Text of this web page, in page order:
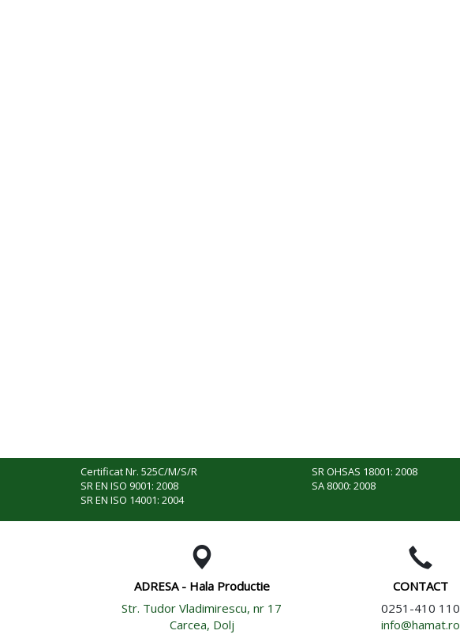
Certificat Nr. 525C/M/S/R
SR EN ISO 9001: 2008
SR EN ISO 14001: 2004
SR OHSAS 18001: 2008
SA 8000: 2008
ADRESA - Hala Productie
Str. Tudor Vladimirescu, nr 17
Carcea, Dolj
CONTACT
0251-410 110
info@hamat.ro